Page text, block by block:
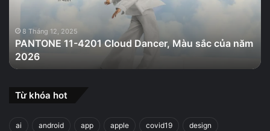
Màu
của
năm
2026
8 Tháng 12, 2025
PANTONE 11-4201 Cloud Dancer, Màu sắc của năm
2026
Từ khóa hot
ai android app apple covid19 design